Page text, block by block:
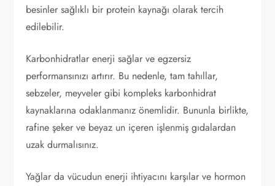
besinler sağlıklı bir protein kaynağı olarak tercih
edilebilir.
Karbonhidratlar enerji sağlar ve egzersiz
performansınızı artırır. Bu nedenle, tam tahıllar,
sebzeler, meyveler gibi kompleks karbonhidrat
kaynaklarına odaklanmanız önemlidir. Bununla birlikte,
rafine şeker ve beyaz un içeren işlenmiş gıdalardan
uzak durmalısınız.
Yağlar da vücudun enerji ihtiyacını karşılar ve hormon